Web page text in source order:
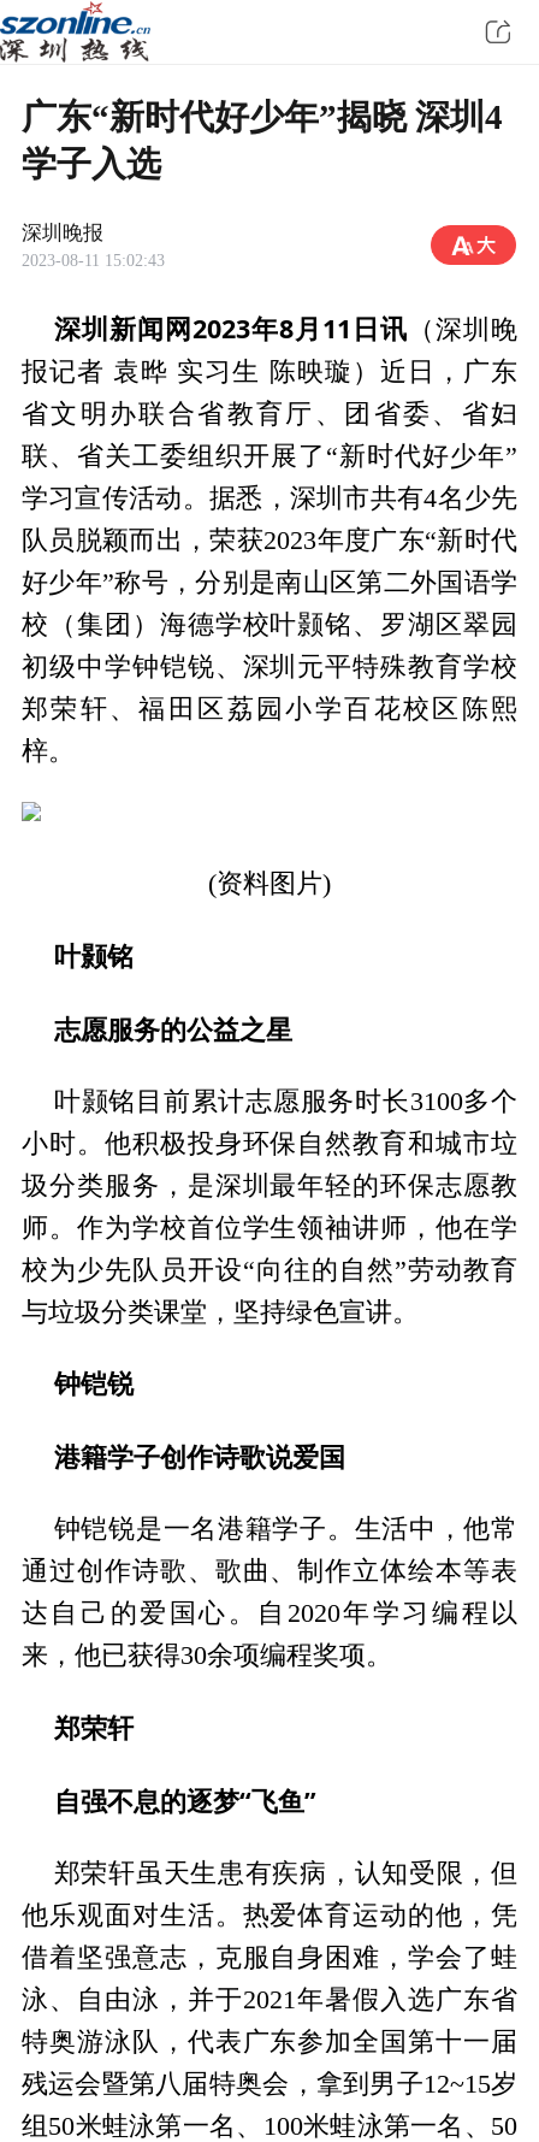
广东“新时代好少年”揭晓 深圳4
学子入选
深圳晚报
2023-08-11 15:02:43
深圳新闻网2023年8月11日讯 （深圳晚
报记者 袁晔 实习生 陈映璇）近日，广东
省文明办联合省教育厅、团省委、省妇
联、省关工委组织开展了“新时代好少年”
学习宣传活动。据悉，深圳市共有4名少先
队员脱颖而出，荣获2023年度广东“新时代
好少年”称号，分别是南山区第二外国语学
校（集团）海德学校叶颢铭、罗湖区翠园
初级中学钟铠锐、深圳元平特殊教育学校
郑荣轩、福田区荔园小学百花校区陈熙
梓。
(资料图片)
叶颢铭
志愿服务的公益之星
叶颢铭目前累计志愿服务时长3100多个
小时。他积极投身环保自然教育和城市垃
圾分类服务，是深圳最年轻的环保志愿教
师。作为学校首位学生领袖讲师，他在学
校为少先队员开设“向往的自然”劳动教育
与垃圾分类课堂，坚持绿色宣讲。
钟铠锐
港籍学子创作诗歌说爱国
钟铠锐是一名港籍学子。生活中，他常
通过创作诗歌、歌曲、制作立体绘本等表
达自己的爱国心。自2020年学习编程以
来，他已获得30余项编程奖项。
郑荣轩
自强不息的逐梦“飞鱼”
郑荣轩虽天生患有疾病，认知受限，但
他乐观面对生活。热爱体育运动的他，凭
借着坚强意志，克服自身困难，学会了蛙
泳、自由泳，并于2021年暑假入选广东省
特奥游泳队，代表广东参加全国第十一届
残运会暨第八届特奥会，拿到男子12~15岁
组50米蛙泳第一名、100米蛙泳第一名、50